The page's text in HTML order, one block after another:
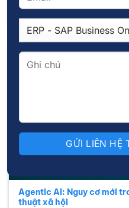
mọi doanh [...]
Agentic AI: Nguy cơ mới
thuật xã hội